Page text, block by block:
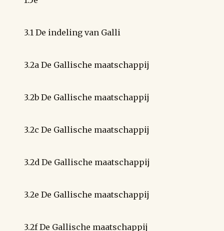
3.1 De indeling van Galli
3.2a De Gallische maatschappij
3.2b De Gallische maatschappij
3.2c De Gallische maatschappij
3.2d De Gallische maatschappij
3.2e De Gallische maatschappij
3.2f De Gallische maatschappij